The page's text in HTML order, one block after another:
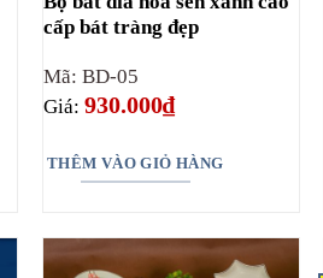
cấp bát tràng đẹp
Mã: BD-05
Giá: 930.000₫
THÊM VÀO GIỎ HÀNG